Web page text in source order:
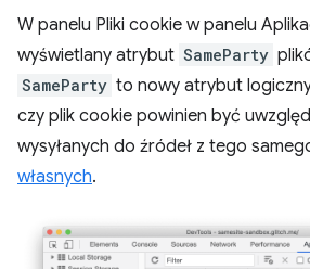
W panelu Pliki cookie w panelu
wyświetlany atrybut SameParty
SameParty to nowy atrybut
czy plik cookie powinien być
wysyłanych do źródeł z tego
własnych.